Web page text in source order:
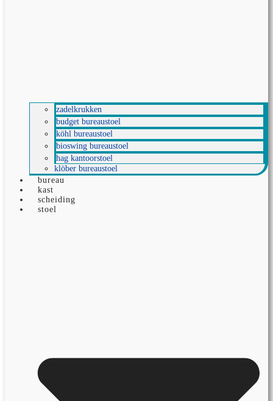
zadelkrukken
budget bureaustoel
köhl bureaustoel
bioswing bureaustoel
hag kantoorstoel
klöber bureaustoel
bureau
kast
scheiding
stoel